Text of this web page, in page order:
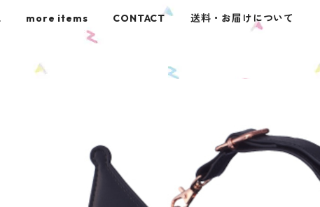
more items CONTACT 送料・お届けについて